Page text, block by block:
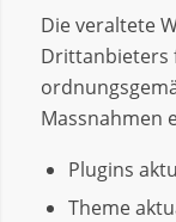
Die veraltete
Drittanbieters
Massnahmen
Plugins
Theme